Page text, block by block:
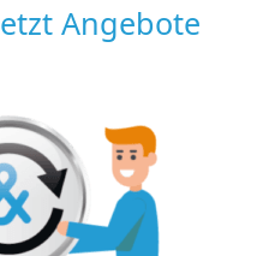
Angebote